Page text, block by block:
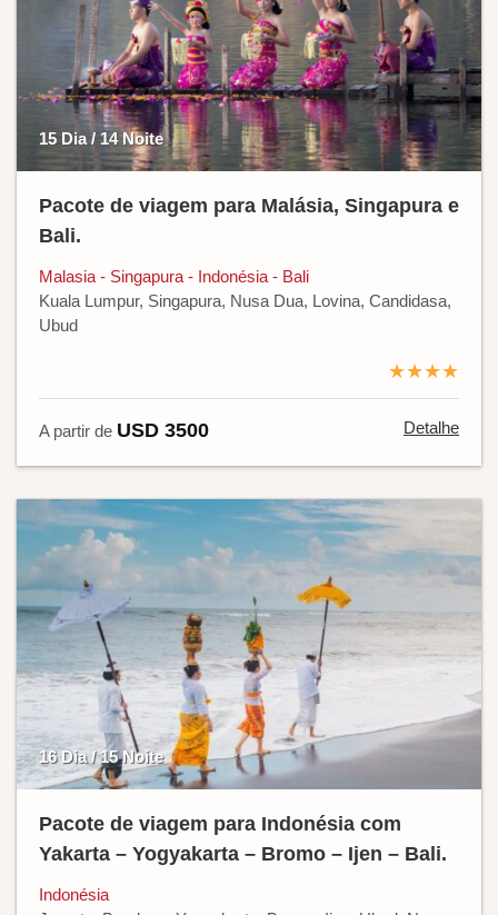
15 Dia / 14 Noite
Pacote de viagem para Malásia, Singapura e
Bali.
Malasia - Singapura - Indonésia - Bali
Kuala Lumpur, Singapura, Nusa Dua, Lovina, Candidasa,
Ubud
★★★★
A partir de USD 3500 Detalhe
16 Dia / 15 Noite
Pacote de viagem para Indonésia com
Yakarta – Yogyakarta – Bromo – Ijen – Bali.
Indonésia